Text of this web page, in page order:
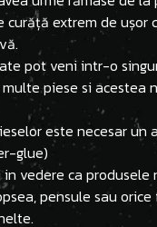
extrem de ușor
pot veni intr-o
piese si acestea
este necesar un
glue)
vedere ca produsele
pensule sau